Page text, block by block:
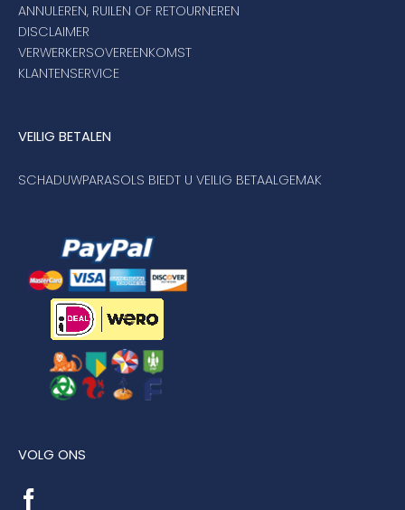
ANNULEREN, RUILEN OF RETOURNEREN
DISCLAIMER
VERWERKERSOVEREENKOMST
KLANTENSERVICE
VEILIG BETALEN
SCHADUWPARASOLS BIEDT U VEILIG BETAALGEMAK
VOLG ONS